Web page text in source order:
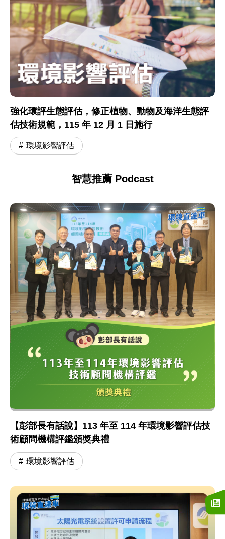
強化環評生態評估，修正植物、動物及海洋生態評
估技術規範，115 年 12 月 1 日施行
環境影響評估
智慧推薦 Podcast
【彭部長有話說】113 年至 114 年環境影響評估技
術顧問機構評鑑頒獎典禮
環境影響評估